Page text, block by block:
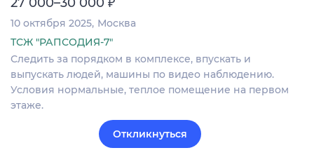
10 октября 2025 Москва
ТСЖ "РАПСОДИЯ-7"
Следить за порядком в комплексе, впускать и
выпускать людей, машины по видео наблюдению.
Условия нормальные, теплое помещение на первом
этаже.
Откликнуться